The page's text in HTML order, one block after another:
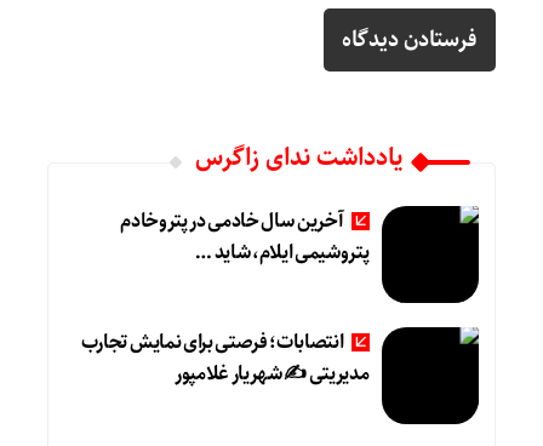
یادداشت ندای زاگرس
آخرین سال خادمی در پتروخادم
پتروشیمی ایلام، شاید …
انتصابات؛ فرصتی برای نمایش تجارب
مدیریتی ✍ شهریار غلامپور